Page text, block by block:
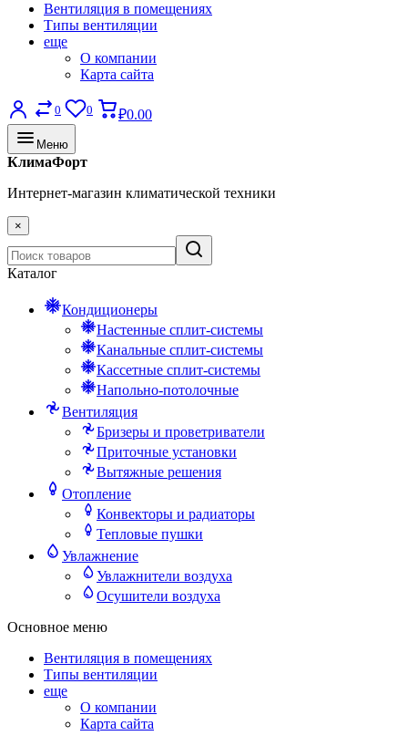
Вентиляция в помещениях
Типы вентиляции
еще
О компании
Карта сайта
0 0 ₽0.00
Меню
КлимаФорт
Интернет-магазин климатической техники
×
Каталог
Кондиционеры
Настенные сплит-системы
Канальные сплит-системы
Кассетные сплит-системы
Напольно-потолочные
Вентиляция
Бризеры и проветриватели
Приточные установки
Вытяжные решения
Отопление
Конвекторы и радиаторы
Тепловые пушки
Увлажнение
Увлажнители воздуха
Осушители воздуха
Основное меню
Вентиляция в помещениях
Типы вентиляции
еще
О компании
Карта сайта